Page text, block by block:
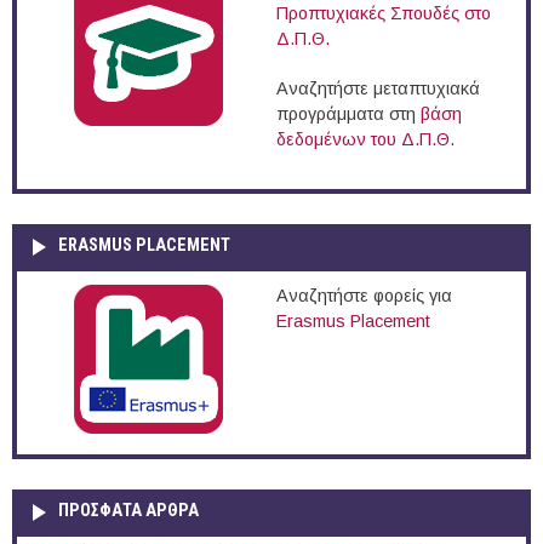
Προπτυχιακές Σπουδές στο
Δ.Π.Θ.
Αναζητήστε μεταπτυχιακά
προγράμματα στη βάση
δεδομένων του Δ.Π.Θ.
ERASMUS PLACEMENT
Αναζητήστε φορείς για
Erasmus Placement
ΠΡOΣΦΑΤΑ AΡΘΡΑ